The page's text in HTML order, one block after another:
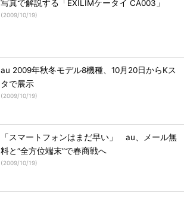
写真で解説する「EXILIMケータイ CA003」
(2009/10/19)
au 2009年秋冬モデル8機種、10月20日からKス
タで展示
(2009/10/19)
「スマートフォンはまだ早い」 au、メール無
料と“全方位端末”で春商戦へ
(2009/10/19)